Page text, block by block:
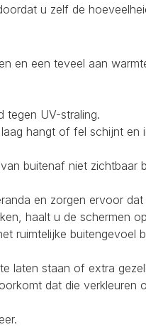
u zelf de
en een teveel aan
tegen UV-straling.
hangt of fel schijnt en
buitenaf niet zichtbaar
en zorgen ervoor
haalt u de schermen
ruimtelijke buitengevoel
laten staan of extra
dat die verkleuren